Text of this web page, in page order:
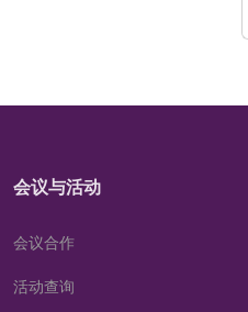
会议与活动
会议合作
活动查询